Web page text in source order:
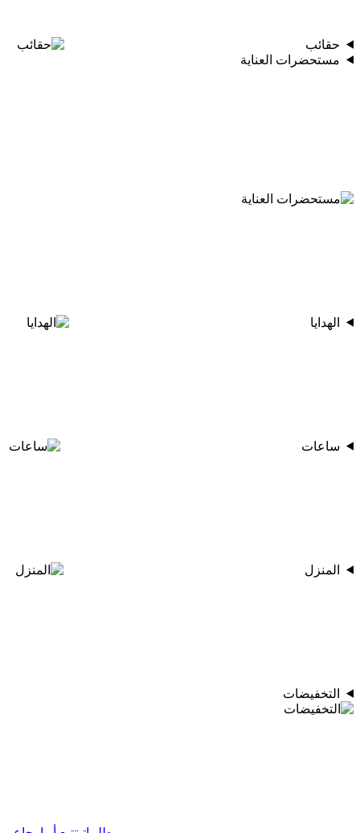
حقائب
مستحضرات العناية
الهدايا
ساعات
المنزل
التخفيضات